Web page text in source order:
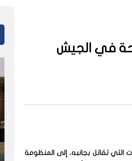
في الجيش
تقاتل بجانبه، إلى المنظومة